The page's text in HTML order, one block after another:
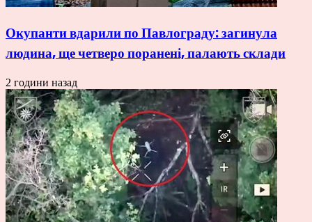
Окупанти вдарили по Павлограду: загинула
людина, ще четверо поранені, палають склади
2 години назад